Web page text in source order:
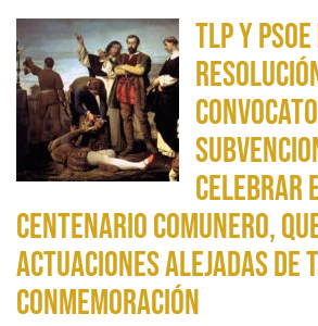
TLP y
celebrar
Centenario comunero,
actuaciones alejadas de
conmemoración